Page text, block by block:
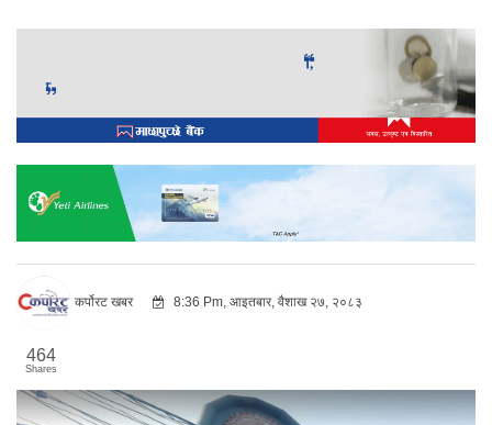
कर्पोरट खबर 8:36 Pm, आइतबार, वैशाख २७, २०८३
464
Shares